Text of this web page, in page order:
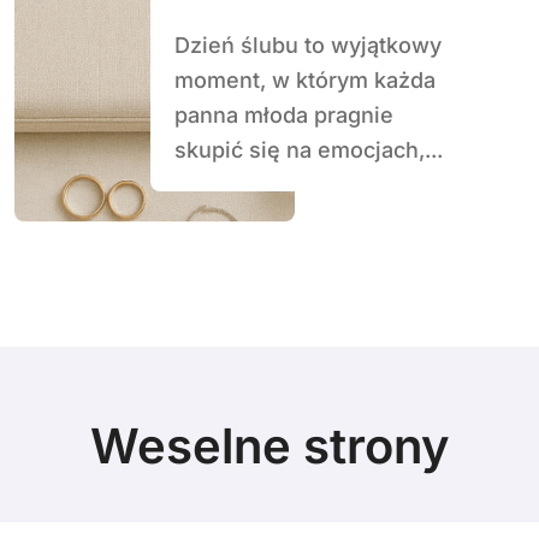
młodej
Dzień ślubu to wyjątkowy
moment, w którym każda
panna młoda pragnie
skupić się na emocjach,...
Weselne strony